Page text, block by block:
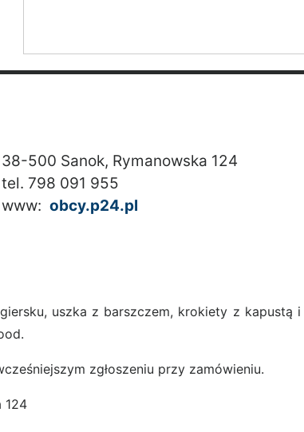
38-500 Sanok, Rymanowska 124
tel. 798 091 955
www: obcy.p24.pl
uszka z barszczem, krokiety z kapustą i
zgłoszeniu przy zamówieniu.
124